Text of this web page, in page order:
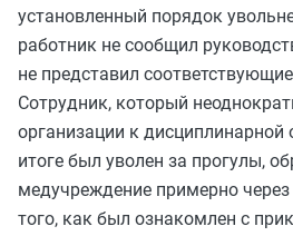
установленный порядок
работник не сообщил
не представил
Сотрудник, который
организации к дисциплинарной
итоге был уволен за прогулы,
медучреждение примерно
того, как был ознакомлен с